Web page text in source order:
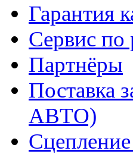
Гарантия
Сервис по
Партнёры
АВТО)